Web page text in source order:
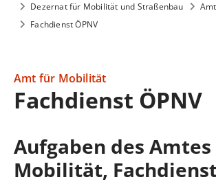
Dezernat für Mobilität und Straßenbau
Fachdienst ÖPNV
Amt für Mobilität
Fachdienst ÖPNV
Aufgaben des
Mobilität,